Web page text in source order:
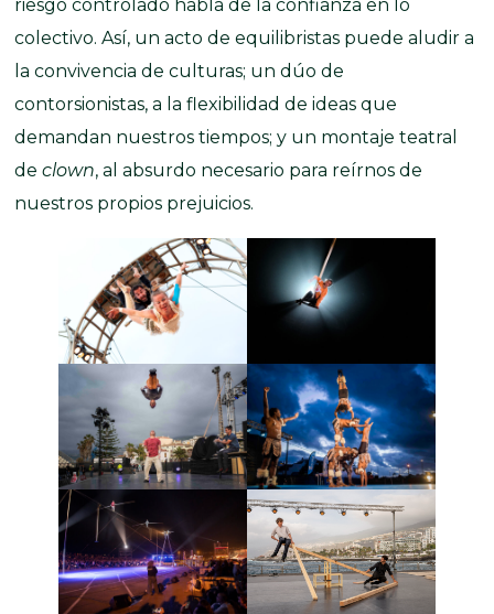
riesgo controlado habla de la confianza en lo
colectivo. Así, un acto de equilibristas puede aludir a
la convivencia de culturas; un dúo de
contorsionistas, a la flexibilidad de ideas que
demandan nuestros tiempos; y un montaje teatral
declown, al absurdo necesario para reírnos de
nuestros propios prejuicios.